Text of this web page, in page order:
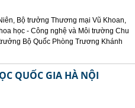
Bộ trưởng Thương mại Vũ Khoan,
học - Công nghệ và Môi trường Chu
Bộ Quốc Phòng Trương Khánh
QUỐC GIA HÀ NỘI